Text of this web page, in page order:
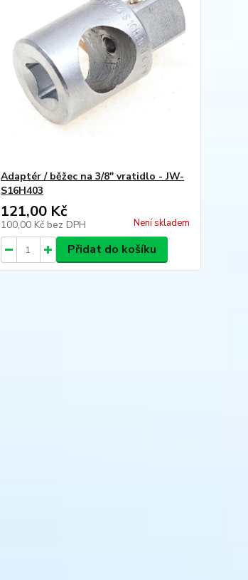
Adaptér / běžec na 3/8" vratidlo - JW-
S16H403
121,00 Kč
100,00 Kč bez DPH Není skladem
Přidat do košíku